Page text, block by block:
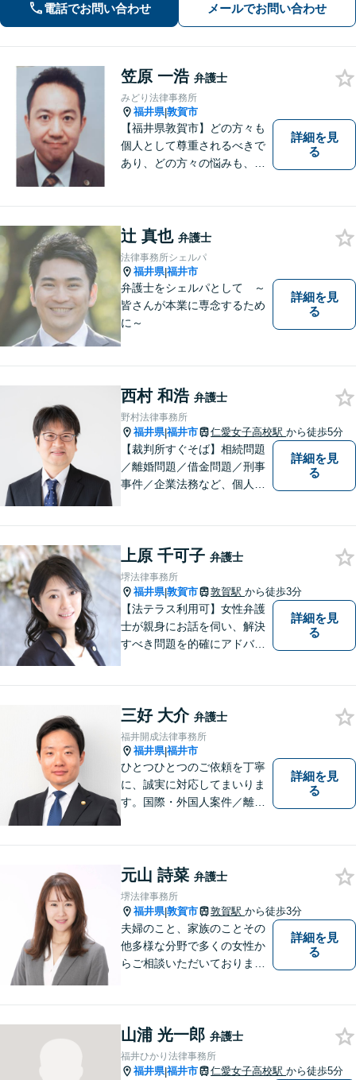
電話でお問い合わせ メールでお問い合わせ
笠原 一浩 弁護士
みどり法律事務所
福井県|敦賀市
【福井県敦賀市】どの方々も
個人として尊重されるべきで
あり、どの方々の悩みも、そ
識の壁も越えて、解決が図ら
れる必要があります。
詳細を見
る
辻 真也 弁護士
法律事務所シェルパ
福井県|福井市
弁護士をシェルパとして ～
皆さんが本業に専念するため
に～
詳細を見
る
西村 和浩 弁護士
野村法律事務所
福井県|福井市 仁愛女子高校駅 から徒歩5分
【裁判所すぐそば】相続問題
／離婚問題／借金問題／刑事
事件／企業法務など、個人・
お気軽にご相談ください。
【法テラス利用可】【完全個
室】【夜間・休日面談可】
詳細を見
る
上原 千可子 弁護士
堺法律事務所
福井県|敦賀市 敦賀駅 から徒歩3分
【法テラス利用可】女性弁護
士が親身にお話を伺い、解決
すべき問題を的確にアドバイ
実績があります。まずはお気
軽にお問い合わせください。
詳細を見
る
三好 大介 弁護士
福井開成法律事務所
福井県|福井市
ひとつひとつのご依頼を丁寧
に、誠実に対応してまいりま
す。国際・外国人案件／離
故／刑事弁護・犯罪被害者な
ど、幅広く対応可能。お気軽
にご相談ください。
詳細を見
る
元山 詩菜 弁護士
堺法律事務所
福井県|敦賀市 敦賀駅 から徒歩3分
夫婦のこと、家族のことその
他多様な分野で多くの女性か
らご相談いただいておりま
により3回まで無料相談対応可
能です。利用条件はお問い合
わせ下さい。
詳細を見
る
山浦 光一郎 弁護士
福井ひかり法律事務所
福井県|福井市 仁愛女子高校駅 から徒歩5分